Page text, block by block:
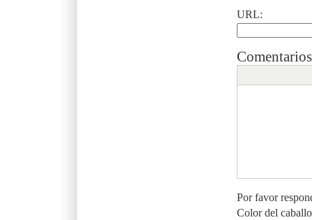
URL:
Por favor
Color del